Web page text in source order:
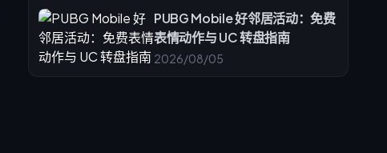
PUBG Mobile 好邻居活动：免费
表情动作与 UC 转盘指南
2026/08/05